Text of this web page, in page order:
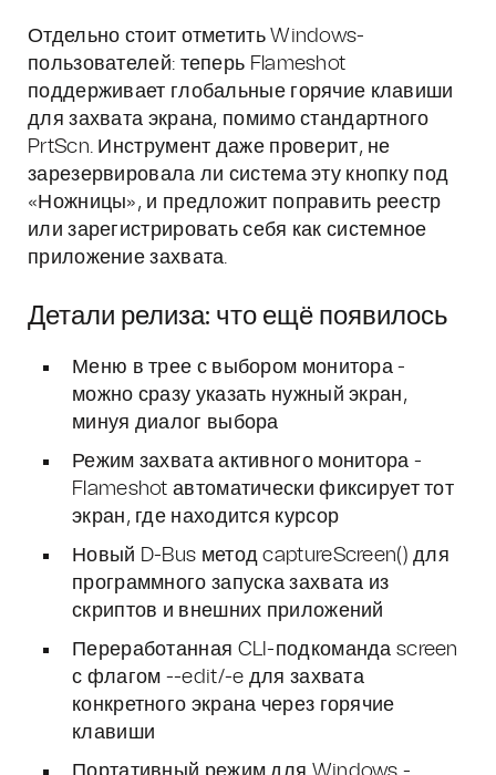
Отдельно стоит отметить Windows-
пользователей: теперь Flameshot
поддерживает глобальные горячие клавиши
для захвата экрана, помимо стандартного
PrtScn. Инструмент даже проверит, не
зарезервировала ли система эту кнопку под
«Ножницы», и предложит поправить реестр
или зарегистрировать себя как системное
приложение захвата.
Детали релиза: что ещё появилось
Меню в трее с выбором монитора -
можно сразу указать нужный экран,
минуя диалог выбора
Режим захвата активного монитора -
Flameshot автоматически фиксирует тот
экран, где находится курсор
Новый D-Bus метод captureScreen() для
программного запуска захвата из
скриптов и внешних приложений
Переработанная CLI-подкоманда screen
с флагом --edit/-e для захвата
конкретного экрана через горячие
клавиши